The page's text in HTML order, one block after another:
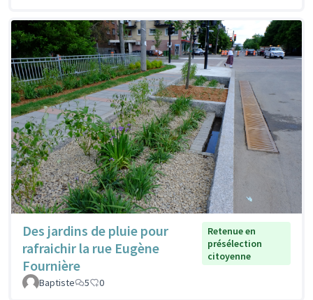
Des jardins de pluie pour
rafraichir la rue Eugène
Fournière
Retenue en
présélection
citoyenne
Baptiste 5 0